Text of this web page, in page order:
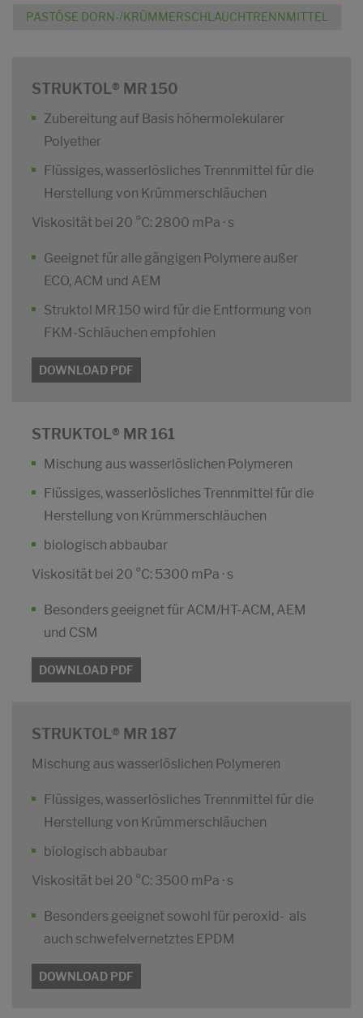
PASTÖSE DORN-/KRÜMMERSCHLAUCHTRENNMITTEL
STRUKTOL® MR 150
Zubereitung auf Basis höhermolekularer
Polyether
Flüssiges, wasserlösliches Trennmittel für die
Herstellung von Krümmerschläuchen
Viskosität bei 20 °C: 2800 mPa · s
Geeignet für alle gängigen Polymere außer
ECO, ACM und AEM
Struktol MR 150 wird für die Entformung von
FKM-Schläuchen empfohlen
DOWNLOAD PDF
STRUKTOL® MR 161
Mischung aus wasserlöslichen Polymeren
Flüssiges, wasserlösliches Trennmittel für die
Herstellung von Krümmerschläuchen
biologisch abbaubar
Viskosität bei 20 °C: 5300 mPa · s
Besonders geeignet für ACM/HT-ACM, AEM
und CSM
DOWNLOAD PDF
STRUKTOL® MR 187
Mischung aus wasserlöslichen Polymeren
Flüssiges, wasserlösliches Trennmittel für die
Herstellung von Krümmerschläuchen
biologisch abbaubar
Viskosität bei 20 °C: 3500 mPa · s
Besonders geeignet sowohl für peroxid- als
auch schwefelvernetztes EPDM
DOWNLOAD PDF